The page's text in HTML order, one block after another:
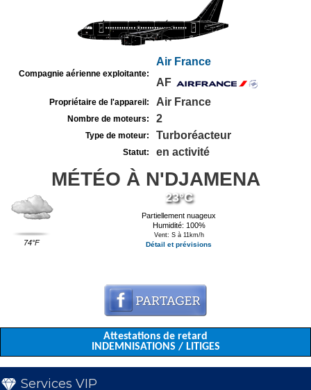
Compagnie aérienne exploitante:
Air France
AF
Propriétaire de l'appareil: Air France
Nombre de moteurs: 2
Type de moteur: Turboréacteur
Statut: en activité
MÉTÉO À N'DJAMENA
74°F
23°C
Partiellement nuageux
Humidité: 100%
Vent: S à 11km/h
Détail et prévisions
Attestations de retard
INDEMNISATIONS / LITIGES
Services VIP